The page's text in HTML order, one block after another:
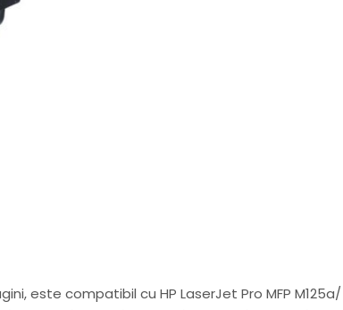
este compatibil cu HP LaserJet Pro MFP M125a/